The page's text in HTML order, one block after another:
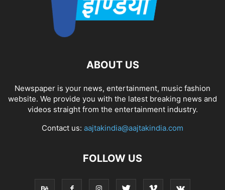
ABOUT US
Newspaper is your news, entertainment, music fashion
website. We provide you with the latest breaking news and
videos straight from the entertainment industry.
Contact us: aajtakindia@aajtakindia.com
FOLLOW US